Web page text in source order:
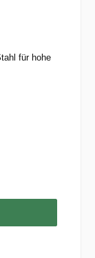
für hohe